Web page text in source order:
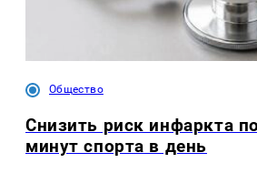
Общество
Снизить риск инфаркта
минут спорта в день